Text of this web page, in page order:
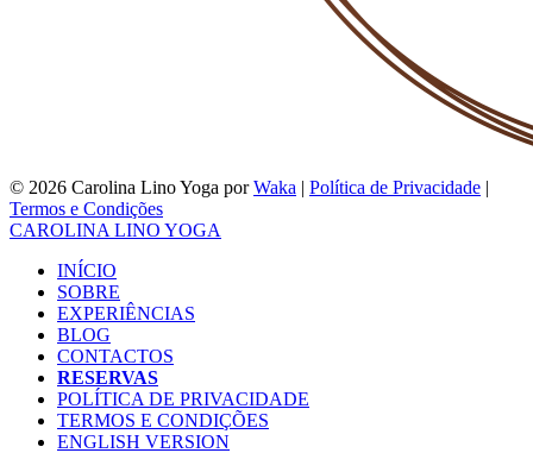
© 2026 Carolina Lino Yoga porWaka | Política de Privacidade |
Termos e Condições
CAROLINA LINO YOGA
INÍCIO
SOBRE
EXPERIÊNCIAS
BLOG
CONTACTOS
RESERVAS
POLÍTICA DE PRIVACIDADE
TERMOS E CONDIÇÕES
ENGLISH VERSION